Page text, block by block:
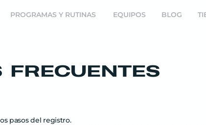
PROGRAMAS Y RUTINAS EQUIPOS BLOG
FRECUENTES
pasos del registro.